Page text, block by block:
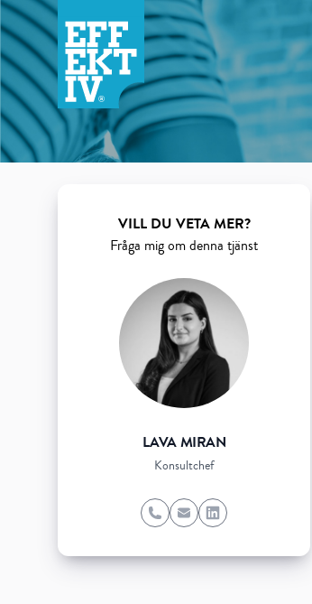
VILL DU VETA MER?
Fråga mig om denna tjänst
LAVA MIRAN
Konsultchef
PhoneEmailLinkedIn